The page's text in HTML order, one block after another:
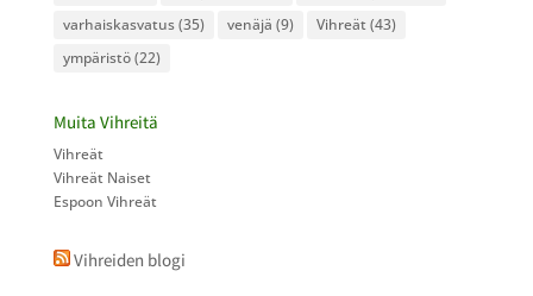
varhaiskasvatus(35) venäjä (9) Vihreät (43)
ympäristö(22)
Muita Vihreitä
Vihreät
Vihreät Naiset
Espoon Vihreät
Vihreiden blogi